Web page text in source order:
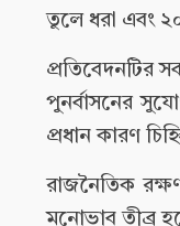
তুলে ধরা এবং
প্রতিবেদনটির
পুনর্বাসনের
প্রধান কারণ
রাজনৈতিক
মনোভাব তীব্র